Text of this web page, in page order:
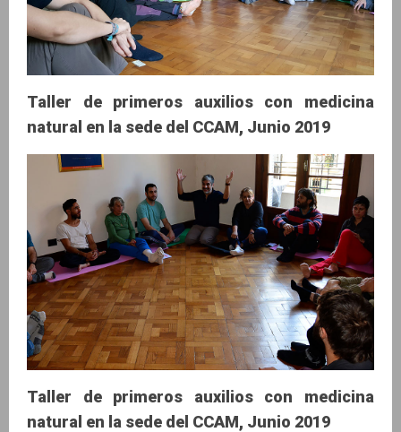
Taller de primeros auxilios con medicina
natural en la sede del CCAM, Junio 2019
Taller de primeros auxilios con medicina
natural en la sede del CCAM, Junio 2019